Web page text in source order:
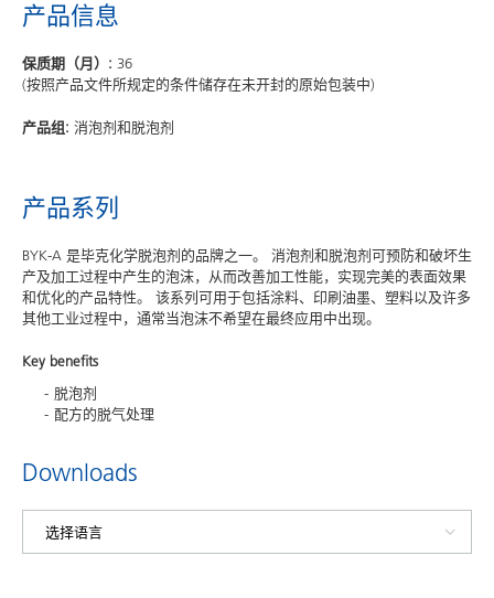
产品信息
保质期（月）: 36
(按照产品文件所规定的条件储存在未开封的原始包装中)
产品组: 消泡剂和脱泡剂
产品系列
BYK-A 是毕克化学脱泡剂的品牌之一。 消泡剂和脱泡剂可预防和破坏生
产及加工过程中产生的泡沫，从而改善加工性能，实现完美的表面效果
和优化的产品特性。 该系列可用于包括涂料、印刷油墨、塑料以及许多
其他工业过程中，通常当泡沫不希望在最终应用中出现。
Key benefits
脱泡剂
配方的脱气处理
Downloads